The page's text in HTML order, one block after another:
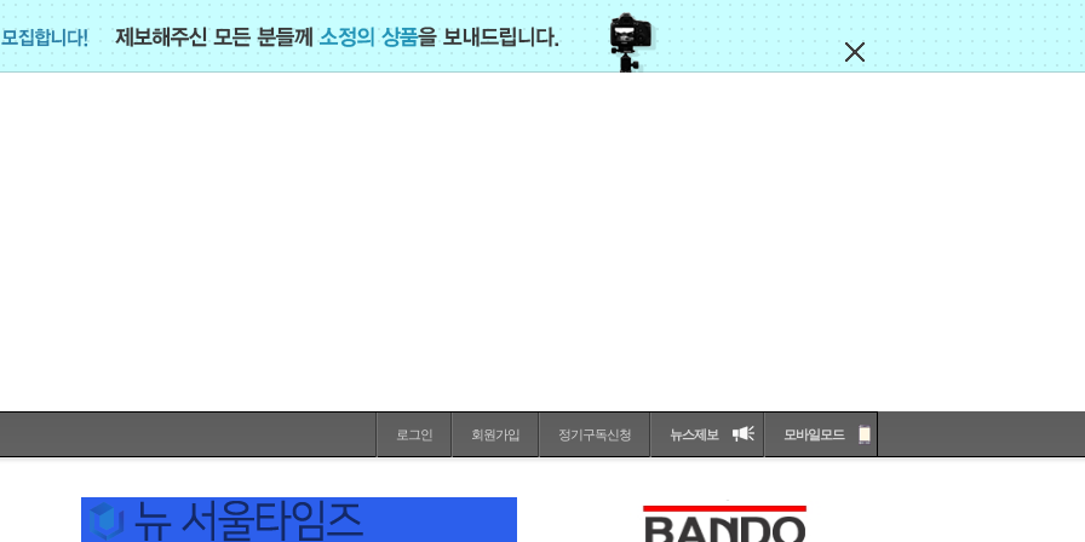
로그인 회원가입 정기구독신청 뉴스제보 모바일모드